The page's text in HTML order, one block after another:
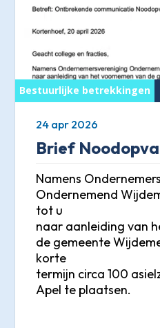
Brief
Namens
Ondernemend
tot u
naar aanleiding van
de gemeente
korte
termijn circa 100
Apel te plaatsen.
24 apr 2026